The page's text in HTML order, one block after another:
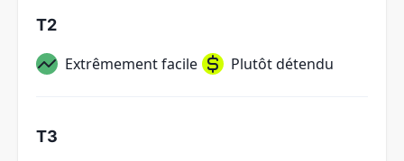
T2
Extrêmement facile Plutôt détendu
T3